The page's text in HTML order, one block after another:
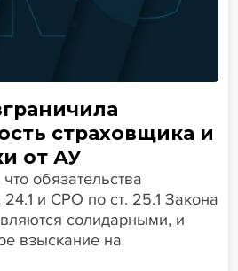
страховщика и
от АУ
обязательства
24.1 и СРО по ст. 25.1 Закона
солидарными, и
взыскание на